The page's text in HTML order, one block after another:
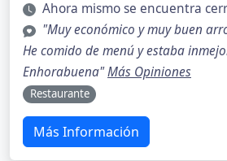
Ahora mismo se encuentra
"Muy económico y muy buen
He comido de menú y estaba
Enhorabuena"Más Opiniones
Restaurante
Más Información